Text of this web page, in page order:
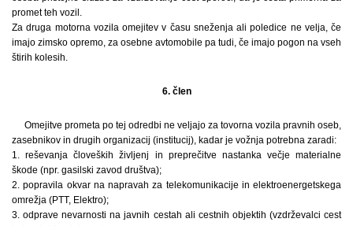
promet teh vozil.
Za druga motorna vozila omejitev v času sneženja ali poledice ne velja, če
imajo zimsko opremo, za osebne avtomobile pa tudi, če imajo pogon na vseh
štirih kolesih.
6. člen
Omejitve prometa po tej odredbi ne veljajo za tovorna vozila pravnih oseb,
zasebnikov in drugih organizacij (institucij), kadar je vožnja potrebna zaradi:
1. reševanja človeških življenj in preprečitve nastanka večje materialne
škode (npr. gasilski zavod društva);
2. popravila okvar na napravah za telekomunikacije in elektroenergetskega
omrežja (PTT, Elektro);
3. odprave nevarnosti na javnih cestah ali cestnih objektih (vzdrževalci cest